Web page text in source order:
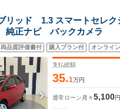
リッド 1.3 スマートセレ
純正ナビ バックカメラ
品質評価書付 購入プラン付 オンライ
支払総額
35.1万円
通常ローン 月々5,100円